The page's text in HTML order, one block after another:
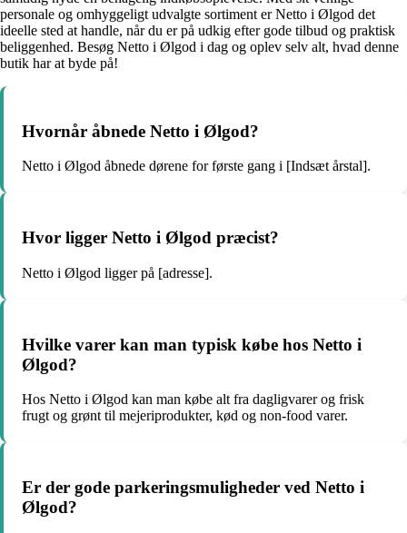
personale og omhyggeligt udvalgte sortiment er Netto i Ølgod det
ideelle sted at handle, når du er på udkig efter gode tilbud og praktisk
beliggenhed. Besøg Netto i Ølgod i dag og oplev selv alt, hvad denne
butik har at byde på!
Hvornår åbnede Netto i Ølgod?
Netto i Ølgod åbnede dørene for første gang i [Indsæt årstal].
Hvor ligger Netto i Ølgod præcist?
Netto i Ølgod ligger på [adresse].
Hvilke varer kan man typisk købe hos Netto i
Ølgod?
Hos Netto i Ølgod kan man købe alt fra dagligvarer og frisk
frugt og grønt til mejeriprodukter, kød og non-food varer.
Er der gode parkeringsmuligheder ved Netto i
Ølgod?